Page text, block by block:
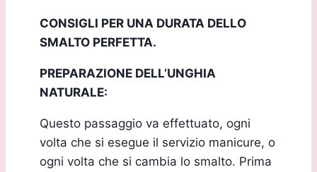
CONSIGLI PER UNA DURATA DELLO
SMALTO PERFETTA.
PREPARAZIONE DELL’UNGHIA
NATURALE:
Questo passaggio va effettuato, ogni
volta che si esegue il servizio manicure, o
ogni volta che si cambia lo smalto. Prima